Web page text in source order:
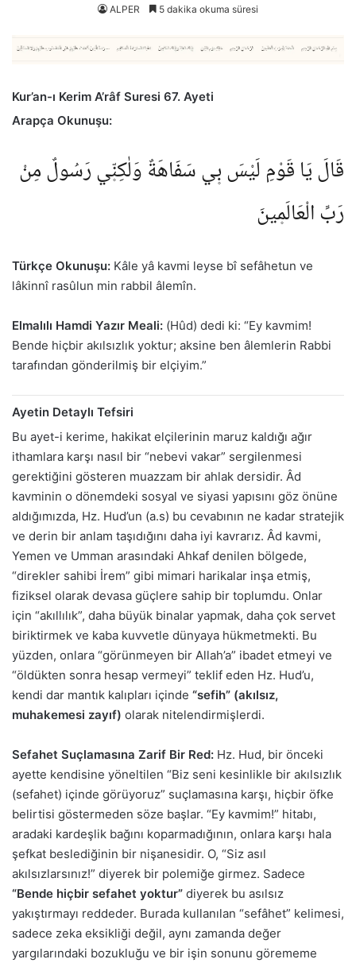
ALPER 5 dakika okuma süresi
Kur’an-ı Kerim A’râf Suresi 67. Ayeti
Arapça Okunuşu:
قَالَ يَا قَوْمِ لَيْسَ ب۪ي سَفَاهَةٌ وَلٰكِنّ۪ي رَسُولٌ مِنْ
رَبِّ الْعَالَم۪ينَ
Türkçe Okunuşu: Kâle yâ kavmi leyse bî sefâhetun ve
lâkinnî rasûlun min rabbil âlemîn.
Elmalılı Hamdi Yazır Meali: (Hûd) dedi ki: “Ey kavmim!
Bende hiçbir akılsızlık yoktur; aksine ben âlemlerin Rabbi
tarafından gönderilmiş bir elçiyim.”
Ayetin Detaylı Tefsiri
Bu ayet-i kerime, hakikat elçilerinin maruz kaldığı ağır
ithamlara karşı nasıl bir “nebevi vakar” sergilenmesi
gerektiğini gösteren muazzam bir ahlak dersidir. Âd
kavminin o dönemdeki sosyal ve siyasi yapısını göz önüne
aldığımızda, Hz. Hud’un (a.s) bu cevabının ne kadar stratejik
ve derin bir anlam taşıdığını daha iyi kavrarız. Âd kavmi,
Yemen ve Umman arasındaki Ahkaf denilen bölgede,
“direkler sahibi İrem” gibi mimari harikalar inşa etmiş,
fiziksel olarak devasa güçlere sahip bir toplumdu. Onlar
için “akıllılık”, daha büyük binalar yapmak, daha çok servet
biriktirmek ve kaba kuvvetle dünyaya hükmetmekti. Bu
yüzden, onlara “görünmeyen bir Allah’a” ibadet etmeyi ve
“öldükten sonra hesap vermeyi” teklif eden Hz. Hud’u,
kendi dar mantık kalıpları içinde “sefih” (akılsız,
muhakemesi zayıf) olarak nitelendirmişlerdi.
Sefahet Suçlamasına Zarif Bir Red: Hz. Hud, bir önceki
ayette kendisine yöneltilen “Biz seni kesinlikle bir akılsızlık
(sefahet) içinde görüyoruz” suçlamasına karşı, hiçbir öfke
belirtisi göstermeden söze başlar. “Ey kavmim!” hitabı,
aradaki kardeşlik bağını koparmadığının, onlara karşı hala
şefkat beslediğinin bir nişanesidir. O, “Siz asıl
akılsızlarsınız!” diyerek bir polemiğe girmez. Sadece
“Bende hiçbir sefahet yoktur” diyerek bu asılsız
yakıştırmayı reddeder. Burada kullanılan “sefâhet” kelimesi,
sadece zeka eksikliği değil, aynı zamanda değer
yargılarındaki bozukluğu ve bir işin sonunu görememe